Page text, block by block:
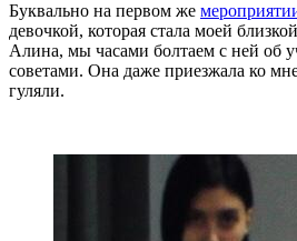
Буквально на первом же
девочкой, которая стала моей
Алина, мы часами болтаем с ней об
советами. Она даже приезжала ко
гуляли.